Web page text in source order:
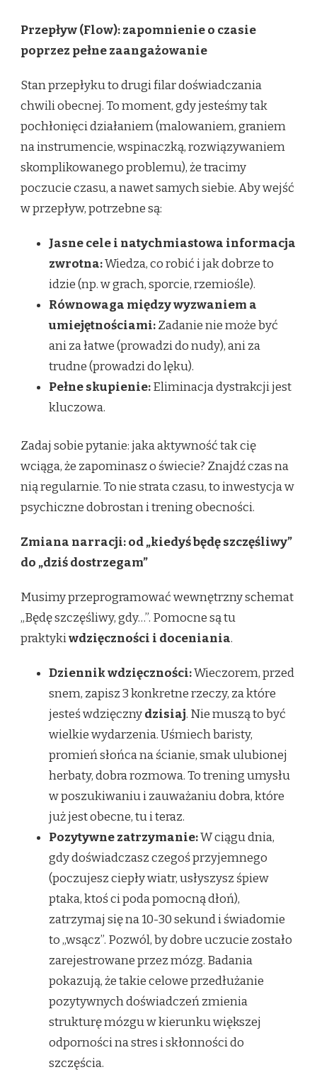
Przepływ (Flow): zapomnienie o czasie
poprzez pełne zaangażowanie
Stan przepłyku to drugi filar doświadczania
chwili obecnej. To moment, gdy jesteśmy tak
pochłonięci działaniem (malowaniem, graniem
na instrumencie, wspinaczką, rozwiązywaniem
skomplikowanego problemu), że tracimy
poczucie czasu, a nawet samych siebie. Aby wejść
w przepływ, potrzebne są:
Jasne cele i natychmiastowa informacja
zwrotna:Wiedza, co robić i jak dobrze to
idzie (np. w grach, sporcie, rzemiośle).
Równowaga między wyzwaniem a
umiejętnościami:Zadanie nie może być
ani za łatwe (prowadzi do nudy), ani za
trudne (prowadzi do lęku).
Pełne skupienie:Eliminacja dystrakcji jest
kluczowa.
Zadaj sobie pytanie: jaka aktywność tak cię
wciąga, że zapominasz o świecie? Znajdź czas na
nią regularnie. To nie strata czasu, to inwestycja w
psychiczne dobrostan i trening obecności.
Zmiana narracji: od „kiedyś będę szczęśliwy”
do „dziś dostrzegam”
Musimy przeprogramować wewnętrzny schemat
„Będę szczęśliwy, gdy…”. Pomocne są tu
praktykiwdzięczności i doceniania.
Dziennik wdzięczności:Wieczorem, przed
snem, zapisz 3 konkretne rzeczy, za które
jesteś wdzięcznydzisiaj. Nie muszą to być
wielkie wydarzenia. Uśmiech baristy,
promień słońca na ścianie, smak ulubionej
herbaty, dobra rozmowa. To trening umysłu
w poszukiwaniu i zauważaniu dobra, które
już jest obecne, tu i teraz.
Pozytywne zatrzymanie:W ciągu dnia,
gdy doświadczasz czegoś przyjemnego
(poczujesz ciepły wiatr, usłyszysz śpiew
ptaka, ktoś ci poda pomocną dłoń),
zatrzymaj się na 10-30 sekund i świadomie
to „wsącz”. Pozwól, by dobre uczucie zostało
zarejestrowane przez mózg. Badania
pokazują, że takie celowe przedłużanie
pozytywnych doświadczeń zmienia
strukturę mózgu w kierunku większej
odporności na stres i skłonności do
szczęścia.